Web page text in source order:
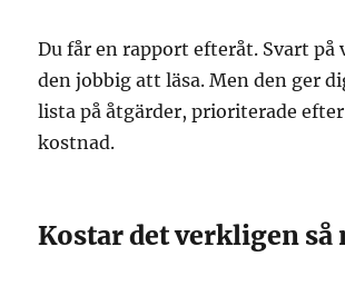
Du får en rapport efteråt. Svart på
den jobbig att läsa. Men den ger
lista på åtgärder, prioriterade
kostnad.
Kostar det verkligen så